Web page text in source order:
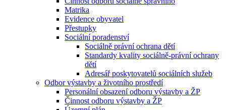
Matrika
Evidence obyvatel
Přestupky
Sociální poradenství
Sociálně právní ochrana dětí
Standardy kvality sociálně-právní ochrany
dětí
Adresář poskytovatelů sociálních služeb
Odbor výstavby a životního prostředí
Personální obsazení odboru výstavby a ŽP
Činnost odboru výstavby a ŽP